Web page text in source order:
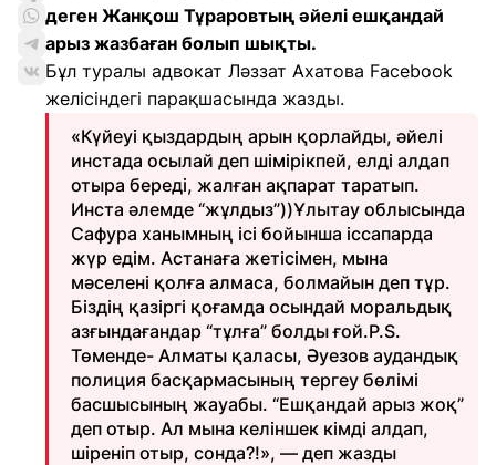
деген Жанқош Тұраровтың әйелі ешқандай
арыз жазбаған болып шықты.
Бұл туралы адвокат Ләззат Ахатова Facebook
желісіндегі парақшасында жазды.
«Күйеуі қыздардың арын қорлайды, әйелі
инстада осылай деп шімірікпей, елді алдап
отыра береді, жалған ақпарат таратып.
Инста әлемде “жұлдыз”))Ұлытау облысында
Сафура ханымның ісі бойынша іссапарда
жүр едім. Астанаға жетісімен, мына
мәселені қолға алмаса, болмайын деп тұр.
Біздің қазіргі қоғамда осындай моральдық
азғындағандар “тұлға” болды ғой.P.S.
Төменде- Алматы қаласы, Әуезов аудандық
полиция басқармасының тергеу бөлімі
басшысының жауабы. “Ешқандай арыз жоқ”
деп отыр. Ал мына келіншек кімді алдап,
шіреніп отыр, сонда?!», — деп жазды